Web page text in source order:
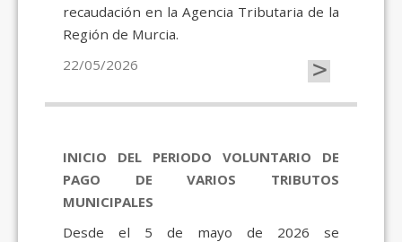
recaudación en la Agencia Tributaria de la
Región de Murcia.
22/05/2026
>
INICIO DEL PERIODO VOLUNTARIO DE
PAGO DE VARIOS TRIBUTOS
MUNICIPALES
Desde el 5 de mayo de 2026 se